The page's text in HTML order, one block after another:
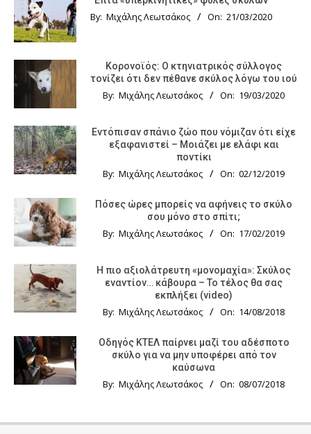
By: Μιχάλης Λεωτσάκος On: 21/03/2020
Κορονοϊός: Ο κτηνιατρικός σύλλογος
τονίζει ότι δεν πέθανε σκύλος λόγω του ιού
By: Μιχάλης Λεωτσάκος On: 19/03/2020
Εντόπισαν σπάνιο ζώο που νόμιζαν ότι είχε
εξαφανιστεί – Μοιάζει με ελάφι και
ποντίκι
By: Μιχάλης Λεωτσάκος On: 02/12/2019
Πόσες ώρες μπορείς να αφήνεις το σκύλο
σου μόνο στο σπίτι;
By: Μιχάλης Λεωτσάκος On: 17/02/2019
Η πιο αξιολάτρευτη «μονομαχία»: Σκύλος
εναντίον… κάβουρα – Το τέλος θα σας
εκπλήξει (video)
By: Μιχάλης Λεωτσάκος On: 14/08/2018
Οδηγός KTΕΛ παίρνει μαζί του αδέσποτο
σκύλο για να μην υποφέρει από τον
καύσωνα
By: Μιχάλης Λεωτσάκος On: 08/07/2018